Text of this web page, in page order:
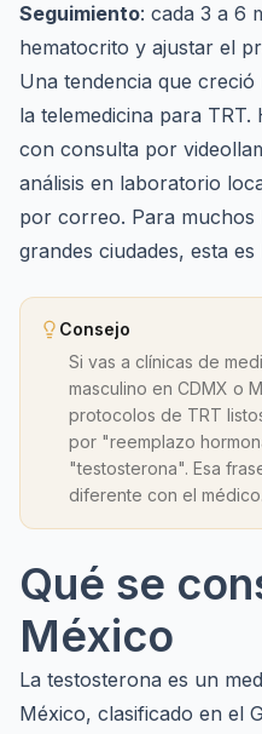
Seguimiento: cada 3 a 6
hematocrito y ajustar el
Una tendencia que
la telemedicina para
con consulta por
análisis en laboratorio
por correo. Para muchos
grandes ciudades, esta
Consejo
Si vas a clínicas de
masculino en CDMX o
protocolos de TRT
por "reemplazo
"testosterona". Esa
diferente con el médico.
Qué se
México
La testosterona es un
México, clasificado en el